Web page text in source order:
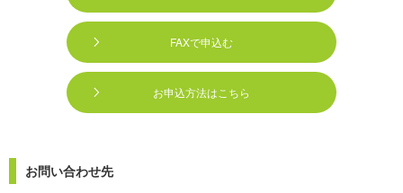
FAXで申込む
お申込方法はこちら
お問い合わせ先